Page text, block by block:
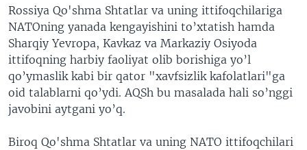
Rossiya Qo'shma Shtatlar va uning ittifoqchilariga
NATOning yanada kengayishini to’xtatish hamda
Sharqiy Yevropa, Kavkaz va Markaziy Osiyoda
ittifoqning harbiy faoliyat olib borishiga yo’l
qo’ymaslik kabi bir qator "xavfsizlik kafolatlari"ga
oid talablarni qo’ydi. AQSh bu masalada hali so’nggi
javobini aytgani yo’q.
Biroq Qo'shma Shtatlar va uning NATO ittifoqchilari